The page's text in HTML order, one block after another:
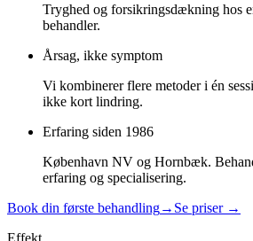
Tryghed og forsikringsdækning hos
behandler.
Årsag, ikke symptom
Vi kombinerer flere metoder i én
ikke kort lindring.
Erfaring siden 1986
København NV og Hornbæk.
erfaring og specialisering.
Book din første behandling→ Se priser →
Effekt